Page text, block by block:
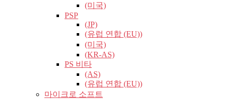
(미국)
PSP
(JP)
(유럽​​ 연합 (EU))
(미국)
(KR-AS)
PS 비타
(AS)
(유럽​​ 연합 (EU))
마이크로 소프트